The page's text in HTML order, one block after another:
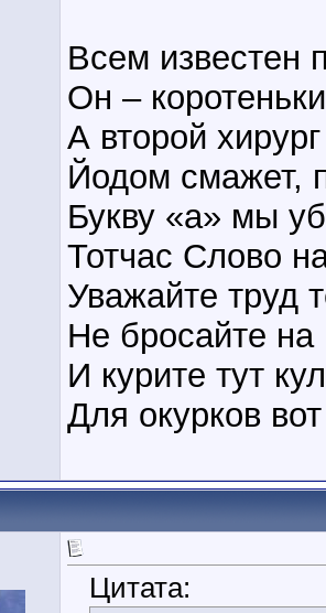
Всем известен
Он –
А второй
Йодом смажет,
Букву «а» мы
Тотчас Слово
Уважайте труд
Не бросайте на
И курите тут
Для окурков
Цитата: